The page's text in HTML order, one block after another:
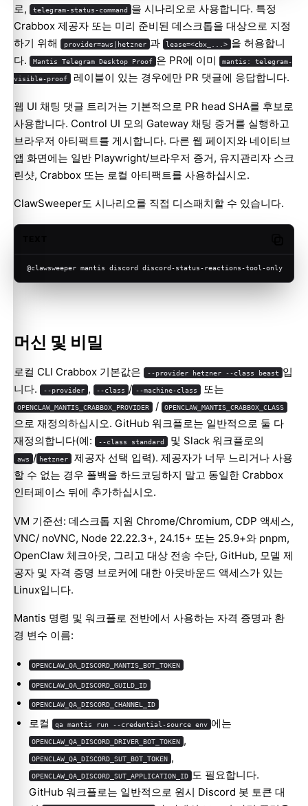
로,
telegram-status-command 을 시나리오로 사용합니다. 특정
Crabbox 제공자 또는 미리 준비된 데스크톱을 대상으로 지정
하기 위해
provider=aws|hetzner 과 lease=<cbx_...> 을 허용합니
다.
Mantis Telegram Desktop Proof 은 PR에 이미 mantis: telegram-
visible-proof 레이블이 있는 경우에만 PR 댓글에 응답합니다.
웹 UI 채팅 댓글 트리거는 기본적으로 PR head SHA를 후보로
사용합니다. Control UI 모의 Gateway 채팅 증거를 실행하고
브라우저 아티팩트를 게시합니다. 다른 웹 페이지와 네이티브
앱 화면에는 일반 Playwright/브라우저 증거, 유지관리자 스크
린샷, Crabbox 또는 로컬 아티팩트를 사용하십시오.
ClawSweeper도 시나리오를 직접 디스패치할 수 있습니다.
@clawsweeper mantis discord discord-status-reactions-tool-only
머신 및 비밀
로컬 CLI Crabbox 기본값은 --provider hetzner --class beast 입
니다.
--provider , --class / --machine-class 또는
OPENCLAW_MANTIS_CRABBOX_PROVIDER / OPENCLAW_MANTIS_CRABBOX_CLASS
으로 재정의하십시오. GitHub 워크플로는 일반적으로 둘 다
재정의합니다(예:
--class standard 및 Slack 워크플로의
aws / hetzner
제공자 선택 입력). 제공자가 너무 느리거나 사용
할 수 없는 경우 폴백을 하드코딩하지 말고 동일한 Crabbox
인터페이스 뒤에 추가하십시오.
VM 기준선: 데스크톱 지원 Chrome/Chromium, CDP 액세스,
VNC/ noVNC, Node 22.22.3+, 24.15+ 또는 25.9+와 pnpm,
OpenClaw 체크아웃, 그리고 대상 전송 수단, GitHub, 모델 제
공자 및 자격 증명 브로커에 대한 아웃바운드 액세스가 있는
Linux입니다.
Mantis 명령 및 워크플로 전반에서 사용하는 자격 증명과 환
경 변수 이름:
OPENCLAW_QA_DISCORD_MANTIS_BOT_TOKEN
OPENCLAW_QA_DISCORD_GUILD_ID
OPENCLAW_QA_DISCORD_CHANNEL_ID
로컬 qa mantis run --credential-source env 에는
OPENCLAW_QA_DISCORD_DRIVER_BOT_TOKEN ,
OPENCLAW_QA_DISCORD_SUT_BOT_TOKEN ,
OPENCLAW_QA_DISCORD_SUT_APPLICATION_ID 도 필요합니다.
GitHub 워크플로는 일반적으로 원시 Discord 봇 토큰 대